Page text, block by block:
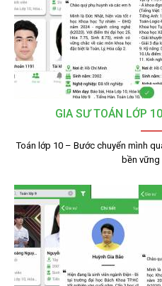
GIA SƯ TOÁN LỚP
Toán lớp 10 – Bước chuyển mình
bền vững